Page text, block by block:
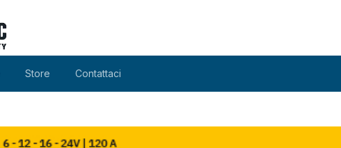
Store Contattaci